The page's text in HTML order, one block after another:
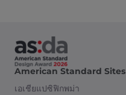
American Standard Sites
เอเชียแปซิฟิกพม่า